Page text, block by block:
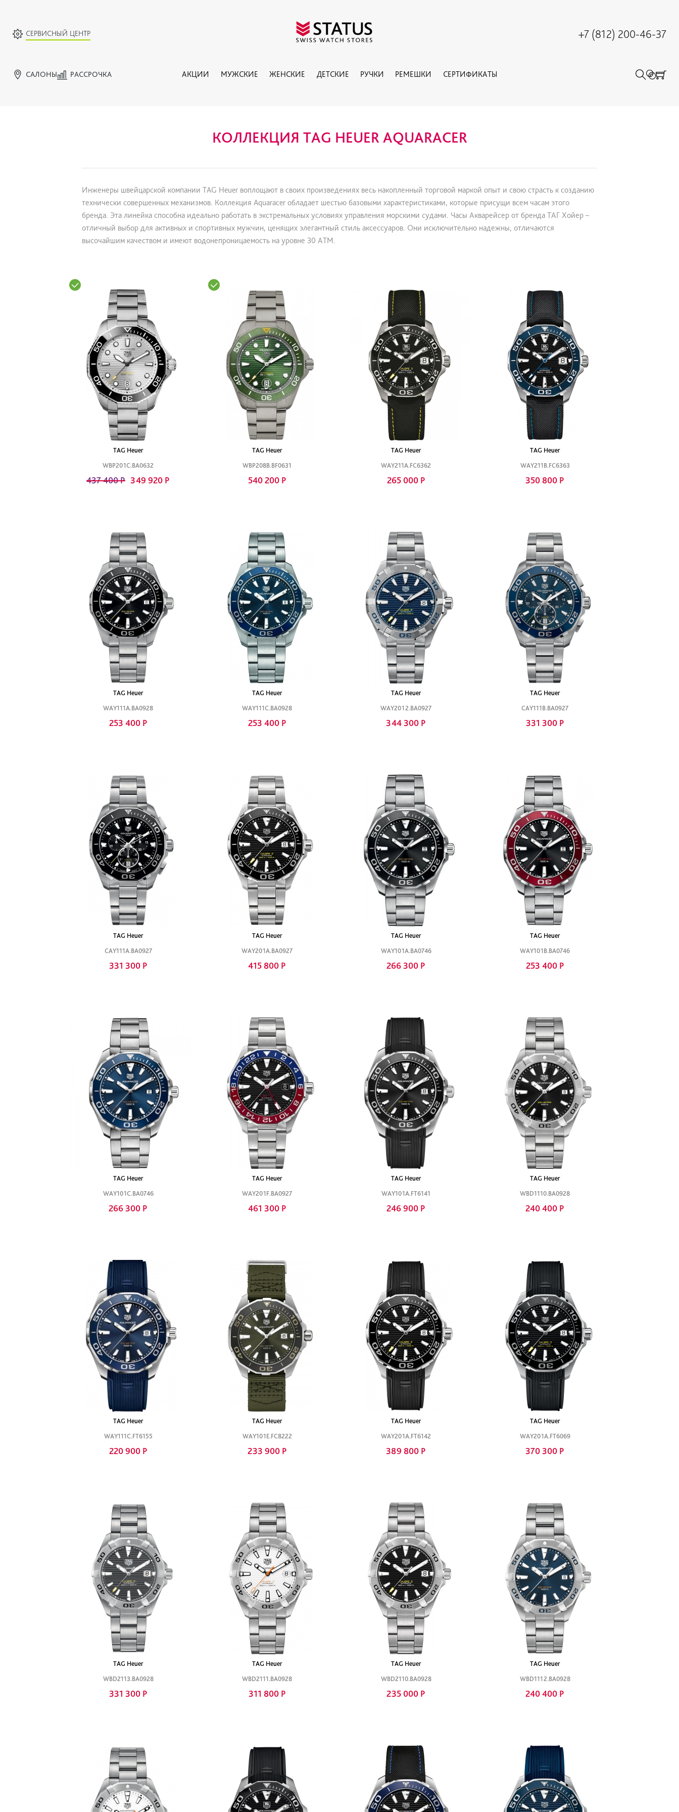
СЕРВИСНЫЙ ЦЕНТР +7 (812) 200-46-37
САЛОНЫ РАССРОЧКА АКЦИИ МУЖСКИЕ ЖЕНСКИЕ ДЕТСКИЕ РУЧКИ РЕМЕШКИ СЕРТИФИКАТЫ
КОЛЛЕКЦИЯ TAG HEUER AQUARACER
Инженеры швейцарской компании TAG Heuer воплощают в своих произведениях весь накопленный торговой маркой опыт и свою страсть к созданию
технически совершенных механизмов. Коллекция Aquaracer обладает шестью базовыми характеристиками, которые присущи всем часам этого
бренда. Эта линейка способна идеально работать в экстремальных условиях управления морскими судами. Часы Акварейсер от бренда ТАГ Хойер –
отличный выбор для активных и спортивных мужчин, ценящих элегантный стиль аксессуаров. Они исключительно надежны, отличаются
высочайшим качеством и имеют водонепроницаемость на уровне 30 АТМ.
TAG Heuer
WBP201C.BA0632
437 400 Р 349 920 Р
TAG Heuer
WBP208B.BF0631
540 200 Р
TAG Heuer
WAY211A.FC6362
265 000 Р
TAG Heuer
WAY211B.FC6363
350 800 Р
TAG Heuer
WAY111A.BA0928
253 400 Р
TAG Heuer
WAY111C.BA0928
253 400 Р
TAG Heuer
WAY2012.BA0927
344 300 Р
TAG Heuer
CAY111B.BA0927
331 300 Р
TAG Heuer
CAY111A.BA0927
331 300 Р
TAG Heuer
WAY201A.BA0927
415 800 Р
TAG Heuer
WAY101A.BA0746
266 300 Р
TAG Heuer
WAY101B.BA0746
253 400 Р
TAG Heuer
WAY101C.BA0746
266 300 Р
TAG Heuer
WAY201F.BA0927
461 300 Р
TAG Heuer
WAY101A.FT6141
246 900 Р
TAG Heuer
WBD1110.BA0928
240 400 Р
TAG Heuer
WAY111C.FT6155
220 900 Р
TAG Heuer
WAY101E.FC8222
233 900 Р
TAG Heuer
WAY201A.FT6142
389 800 Р
TAG Heuer
WAY201A.FT6069
370 300 Р
TAG Heuer
WBD2113.BA0928
331 300 Р
TAG Heuer
WBD2111.BA0928
311 800 Р
TAG Heuer
WBD2110.BA0928
235 000 Р
TAG Heuer
WBD1112.BA0928
240 400 Р